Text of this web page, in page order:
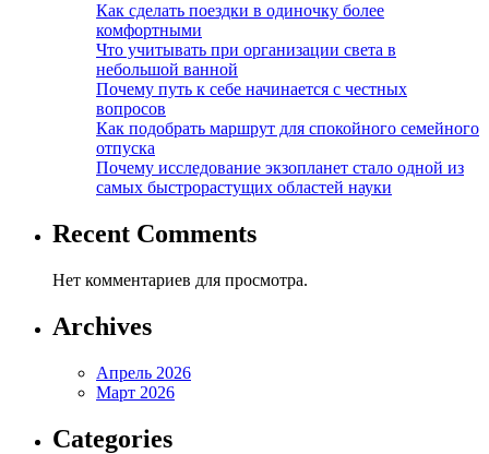
Как сделать поездки в одиночку более
комфортными
Что учитывать при организации света в
небольшой ванной
Почему путь к себе начинается с честных
вопросов
Как подобрать маршрут для спокойного семейного
отпуска
Почему исследование экзопланет стало одной из
самых быстрорастущих областей науки
Recent Comments
Нет комментариев для просмотра.
Archives
Апрель 2026
Март 2026
Categories